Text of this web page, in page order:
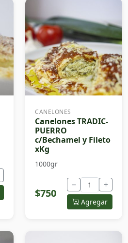
CANELONES
Canelones TRADIC-
PUERRO
c/Bechamel y Fileto
xKg
1000gr
$750
− +
Agregar